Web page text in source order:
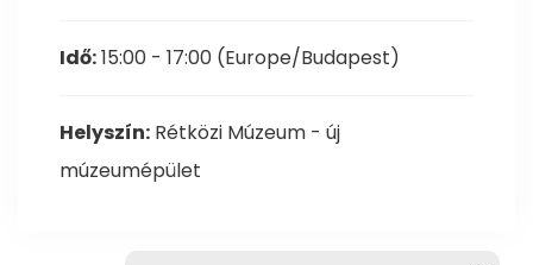
Idő:15:00 - 17:00 (Europe/Budapest)
Helyszín: Rétközi Múzeum - új
múzeumépület